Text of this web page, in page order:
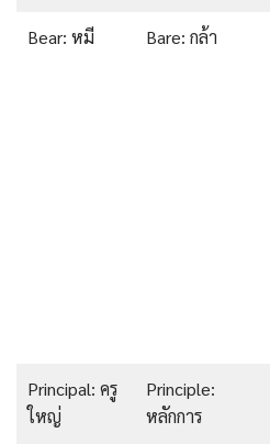
Bear: หมี Bare: กล้า
Principal: ครู
ใหญ่
Principle:
หลักการ